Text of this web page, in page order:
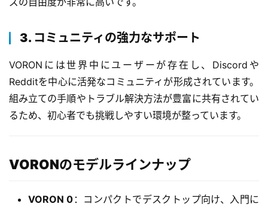
地
I
導
入
ウ
入
3. コミュニティの強力なサポート
VORONには世界中にユーザーが存在し、Discordや
Redditを中心に活発なコミュニティが形成されています。
組み立ての手順やトラブル解決方法が豊富に共有されてい
るため、初心者でも挑戦しやすい環境が整っています。
VORONのモデルラインナップ
VORON 0 ：コンパクトでデスクトップ向け、入門に